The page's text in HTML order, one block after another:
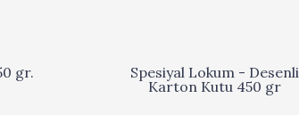
gr.
Spesiyal Lokum - Desenli
Karton Kutu 450 gr